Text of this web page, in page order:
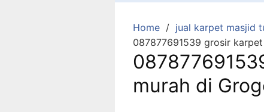
Home
jual karpet masjid
087877691539 grosir
murah di